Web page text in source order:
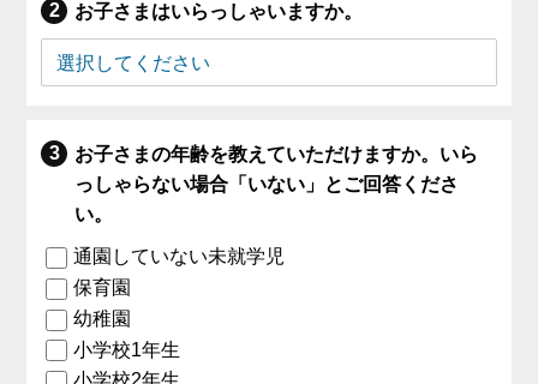
お子さまはいらっしゃいますか。
お子さまの年齢を教えていただけますか。いら
っしゃらない場合「いない」とご回答くださ
い。
通園していない未就学児
保育園
幼稚園
小学校1年生